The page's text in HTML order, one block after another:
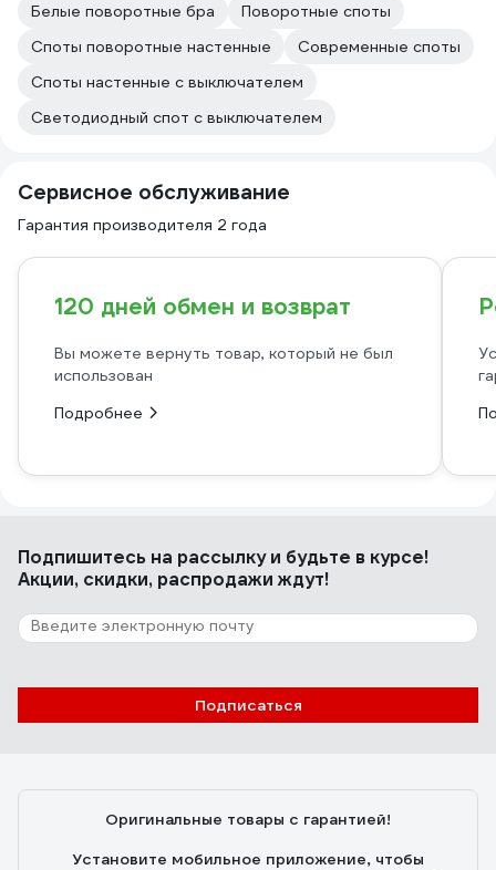
Белые поворотные бра
Поворотные споты
Споты поворотные настенные
Современные споты
Споты настенные с выключателем
Светодиодный спот с выключателем
Сервисное обслуживание
Гарантия производителя 2 года
120 дней обмен и возврат
Вы можете вернуть товар, который не был
использован
Подробнее
Подпишитесь на рассылкуи будьте в курсе!
Акции, скидки, распродажи ждут!
Подписаться
Оригинальные товары с гарантией!
Установите мобильное приложение, чтобы